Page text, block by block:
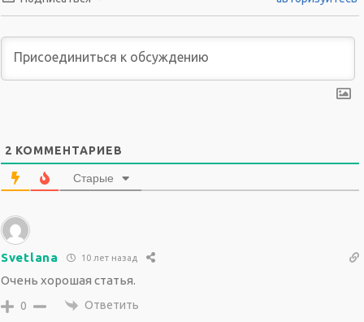
2 КОММЕНТАРИЕВ
Старые
Svetlana 10 лет назад
Очень хорошая статья.
0 Ответить